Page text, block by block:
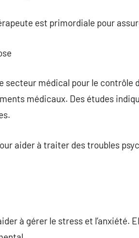
est primordiale pour
secteur médical pour le contrôle
médicaux. Des études
aider à traiter des troubles
à gérer le stress et l’anxiété.